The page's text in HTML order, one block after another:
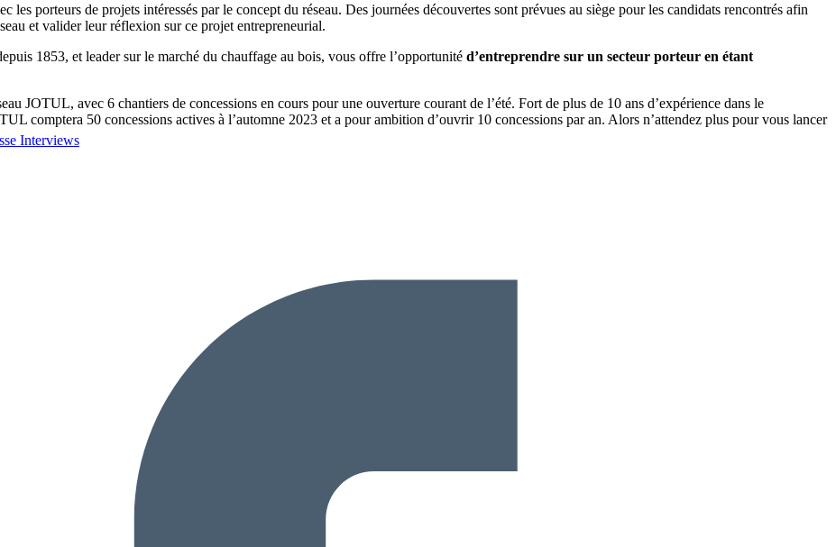
Interviews
les porteurs de projets intéressés par le concept du réseau. Des journées découvertes sont prévues au siège pour les candidats rencontrés afin
et valider leur réflexion sur ce projet entrepreneurial.
1853, et leader sur le marché du chauffage au bois, vous offre l’opportunité d’entreprendre sur un secteur porteur en étant
JOTUL, avec 6 chantiers de concessions en cours pour une ouverture courant de l’été. Fort de plus de 10 ans d’expérience dans le
comptera 50 concessions actives à l’automne 2023 et a pour ambition d’ouvrir 10 concessions par an. Alors n’attendez plus pour vous lancer